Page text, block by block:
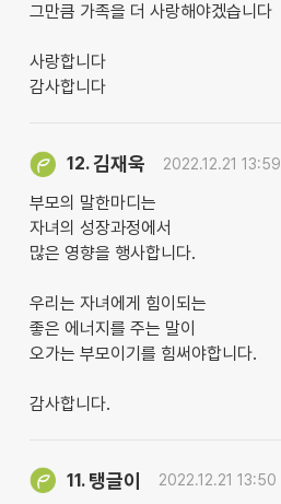
그만큼 가족을 더 사랑해야겠습니다
사랑합니다
감사합니다
12.김재욱 2022.12.21 13:59
부모의 말한마디는
자녀의 성장과정에서
많은 영향을 행사합니다.
우리는 자녀에게 힘이되는
좋은 에너지를 주는 말이
오가는 부모이기를 힘써야합니다.
감사합니다.
11. 탱글이 2022.12.21 13:50